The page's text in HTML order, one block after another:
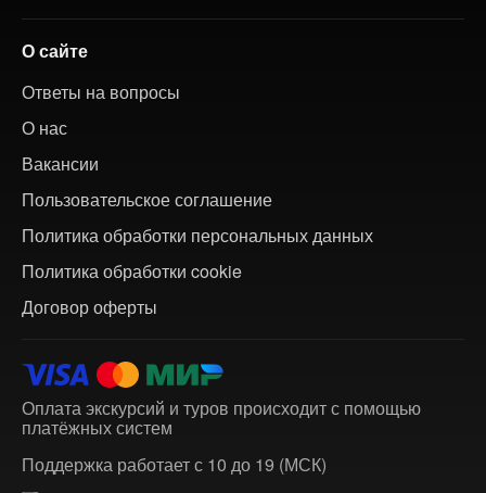
О сайте
Ответы на вопросы
О нас
Вакансии
Пользовательское соглашение
Политика обработки персональных данных
Политика обработки cookie
Договор оферты
Оплата экскурсий и туров происходит с помощью
платёжных систем
Поддержка работает с 10 до 19 (МСК)